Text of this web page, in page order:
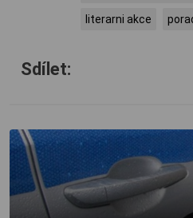
literarni akce
Sdílet: